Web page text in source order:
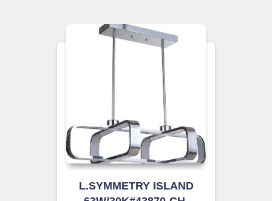
L.SYMMETRY ISLAND